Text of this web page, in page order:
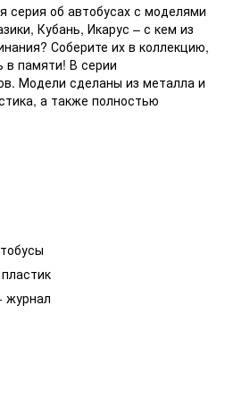
серия об автобусах с моделями
Кубань, Икарус – с кем из
Соберите их в коллекцию,
в памяти! В серии
Модели сделаны из металла и
а также полностью
журнал